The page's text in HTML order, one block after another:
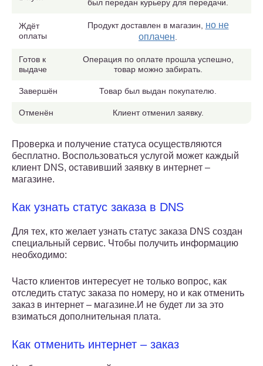
был передан курьеру для передачи.
Ждёт
оплаты
Продукт доставлен в магазин, но не
оплачен
Готов к
выдаче
Операция по оплате прошла успешно,
товар можно забирать.
Завершён Товар был выдан покупателю.
Отменён Клиент отменил заявку.
Проверка и получение статуса осуществляются
бесплатно. Воспользоваться услугой может каждый
клиент DNS, оставивший заявку в интернет –
магазине.
Как узнать статус заказа в DNS
Для тех, кто желает узнать статус заказа DNS создан
специальный сервис. Чтобы получить информацию
необходимо:
Часто клиентов интересует не только вопрос, как
отследить статус заказа по номеру, но и как отменить
заказ в интернет – магазине.И не будет ли за это
взиматься дополнительная плата.
Как отменить интернет – заказ